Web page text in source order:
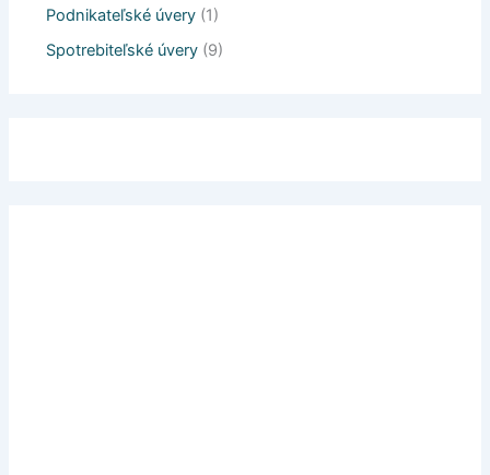
Podnikateľské úvery (1)
Spotrebiteľské úvery (9)